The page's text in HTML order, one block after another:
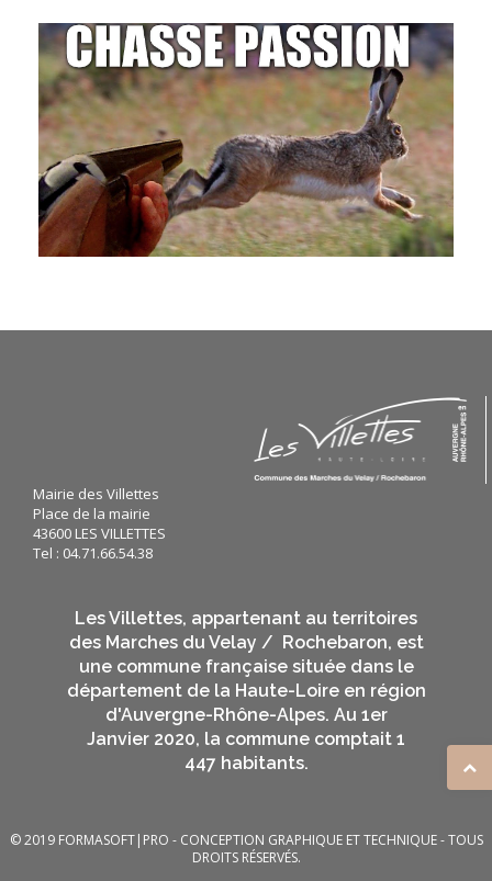
Mairie des Villettes
Place de la mairie
43600 LES VILLETTES
Tel : 04.71.66.54.38
Les Villettes, appartenant au territoires
des Marches du Velay / Rochebaron, est
une commune française située dans le
département de la Haute-Loire en région
d'Auvergne-Rhône-Alpes. Au 1er
Janvier 2020, la commune comptait 1
447 habitants.
© 2019 FORMASOFT|PRO - CONCEPTION GRAPHIQUE ET TECHNIQUE - TOUS
DROITS RÉSERVÉS.